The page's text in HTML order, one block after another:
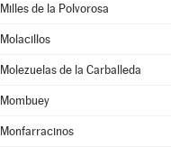
Milles de la Polvorosa
Molacillos
Molezuelas de la Carballeda
Mombuey
Monfarracinos